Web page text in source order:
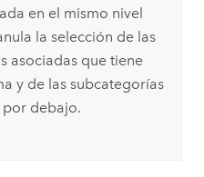
en el mismo nivel
la selección de las
asociadas que tiene
y de las subcategorías
por debajo.